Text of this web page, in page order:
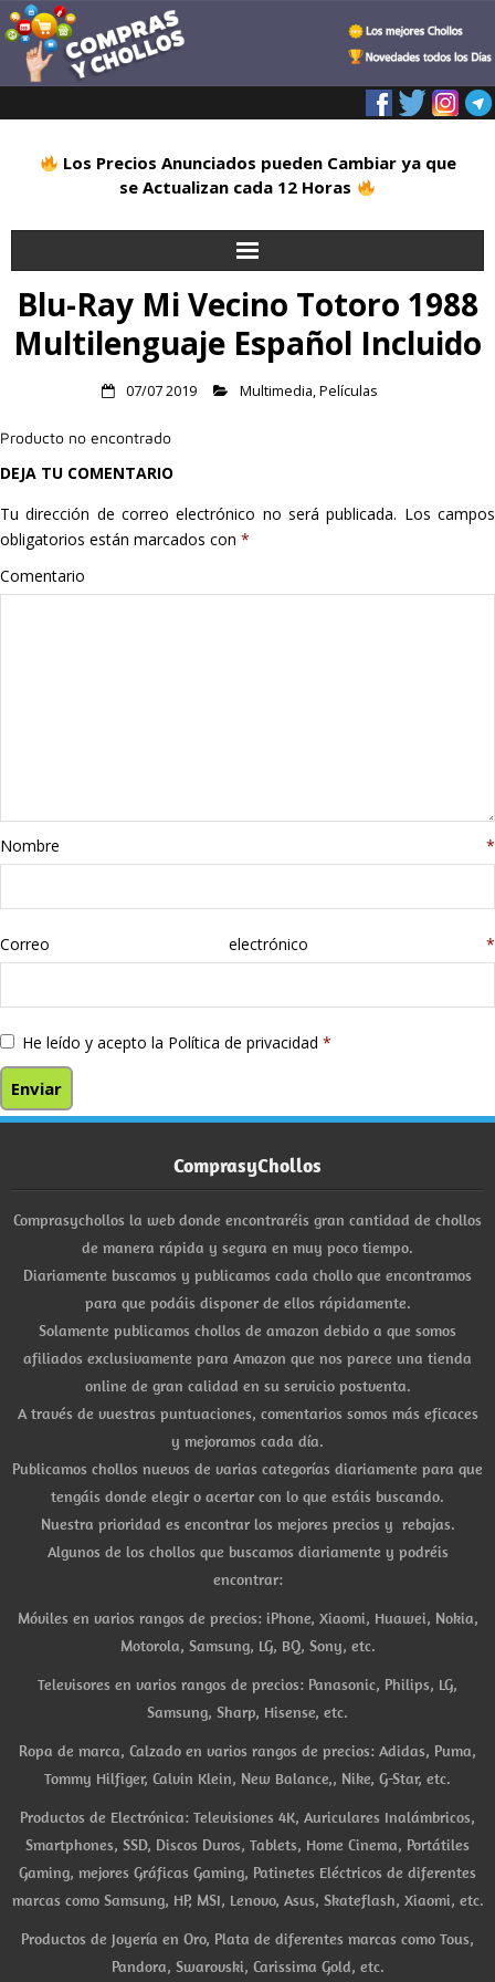
Los Precios Anunciados pueden Cambiar ya que
se Actualizan cada 12 Horas
Inicio
Alimentación
Deportes
Hogar
Informática
Stanley
libros
Blu-Ray Mi Vecino Totoro 1988
Multilenguaje Español Incluido
07/07 2019 Multimedia,Películas
Producto no encontrado
DEJA TU COMENTARIO
Tu dirección de correo electrónico no será publicada. Los campos
obligatorios están marcados con *
Comentario
Nombre *
Correo electrónico *
He leído y acepto la Política de privacidad *
ComprasyChollos
Comprasychollos la web donde encontraréis gran cantidad de chollos
de manera rápida y segura en muy poco tiempo.
Diariamente buscamos y publicamos cada chollo que encontramos
para que podáis disponer de ellos rápidamente.
Solamente publicamos chollos de amazon debido a que somos
afiliados exclusivamente para Amazon que nos parece una tienda
online de gran calidad en su servicio postventa.
A través de vuestras puntuaciones, comentarios somos más eficaces
y mejoramos cada día.
Publicamos chollos nuevos de varias categorías diariamente para que
tengáis donde elegir o acertar con lo que estáis buscando.
Nuestra prioridad es encontrar los mejores precios y rebajas.
Algunos de los chollos que buscamos diariamente y podréis
encontrar:
Móviles en varios rangos de precios: iPhone, Xiaomi, Huawei, Nokia,
Motorola, Samsung, LG, BQ, Sony, etc.
Televisores en varios rangos de precios: Panasonic, Philips, LG,
Samsung, Sharp, Hisense, etc.
Ropa de marca, Calzado en varios rangos de precios: Adidas, Puma,
Tommy Hilfiger, Calvin Klein, New Balance,, Nike, G-Star, etc.
Productos de Electrónica: Televisiones 4K, Auriculares Inalámbricos,
Smartphones, SSD, Discos Duros, Tablets, Home Cinema, Portátiles
Gaming, mejores Gráficas Gaming, Patinetes Eléctricos de diferentes
marcas como Samsung, HP, MSI, Lenovo, Asus, Skateflash, Xiaomi, etc.
Productos de Joyería en Oro, Plata de diferentes marcas como Tous,
Pandora, Swarovski, Carissima Gold, etc.